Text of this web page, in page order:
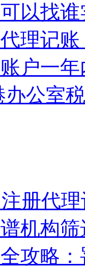
以找
理记
户一
公室
册代
机构筛
攻略